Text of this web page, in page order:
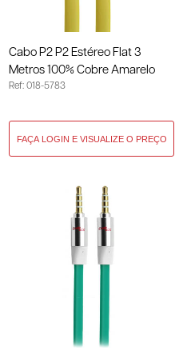
Cabo P2 P2 Estéreo Flat 3
Metros 100% Cobre Amarelo
018-5783
Ref: 018-5783